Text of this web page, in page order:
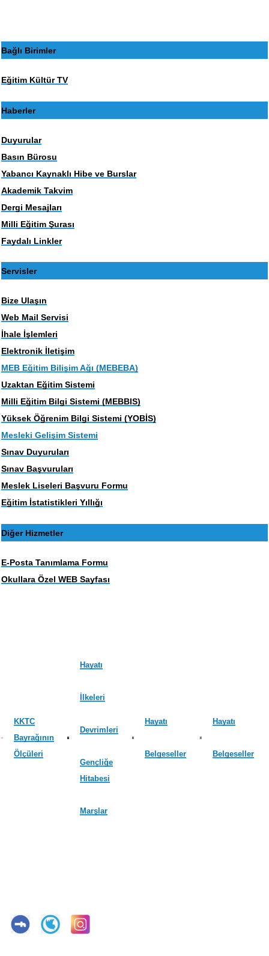
Bağlı Birimler
Eğitim Kültür TV
Haberler
Duyurular
Basın Bürosu
Yabancı Kaynaklı Hibe ve Burslar
Akademik Takvim
Dergi Mesajları
Milli Eğitim Şurası
Faydalı Linkler
Servisler
Bize Ulaşın
Web Mail Servisi
İhale İşlemleri
Elektronik İletişim
MEB Eğitim Bilişim Ağı (MEBEBA)
Uzaktan Eğitim Sistemi
Milli Eğitim Bilgi Sistemi (MEBBIS)
Yüksek Öğrenim Bilgi Sistemi (YOBİS)
Mesleki Gelişim Sistemi
Sınav Duyuruları
Sınav Başvuruları
Meslek Liseleri Başvuru Formu
Eğitim İstatistikleri Yıllığı
Diğer Hizmetler
E-Posta Tanımlama Formu
Okullara Özel WEB Sayfası
KKTC
Bayrağının
Ölçüleri
Hayatı
İlkeleri
Devrimleri
Gençliğe
Hitabesi
Marşlar
Hayatı
Belgeseller
Hayatı
Belgeseller